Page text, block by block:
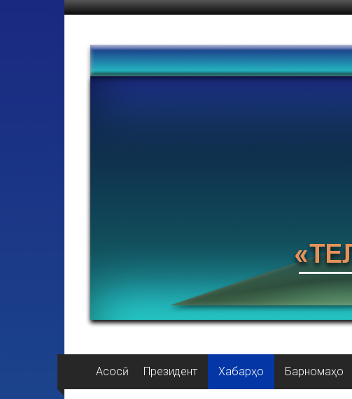
Асосӣ Президент Хабарҳо Барномаҳо